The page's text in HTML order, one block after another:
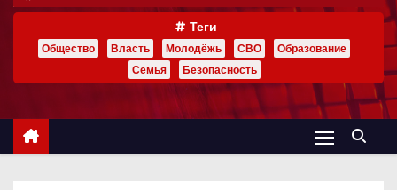
ж
Теги
Общество Власть Молодёжь СВО
Образование
Семья
Безопасность